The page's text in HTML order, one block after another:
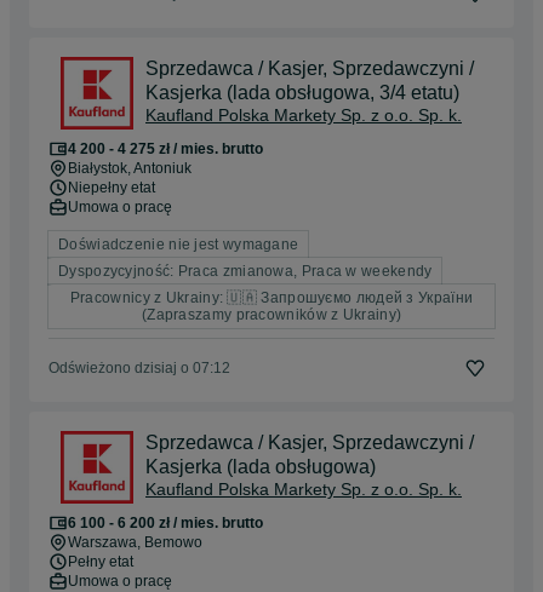
Sprzedawca / Kasjer, Sprzedawczyni /
Kasjerka (lada obsługowa, 3/4 etatu)
Kaufland Polska Markety Sp. z o.o. Sp. k.
4 200 - 4 275 zł / mies. brutto
Białystok, Antoniuk
Niepełny etat
Umowa o pracę
Doświadczenie nie jest wymagane
Dyspozycyjność: Praca zmianowa, Praca w weekendy
Pracownicy z Ukrainy: 🇺🇦 Запрошуємо людей з України
(Zapraszamy pracowników z Ukrainy)
Odświeżono dzisiaj o 07:12
Sprzedawca / Kasjer, Sprzedawczyni /
Kasjerka (lada obsługowa)
Kaufland Polska Markety Sp. z o.o. Sp. k.
6 100 - 6 200 zł / mies. brutto
Warszawa, Bemowo
Pełny etat
Umowa o pracę